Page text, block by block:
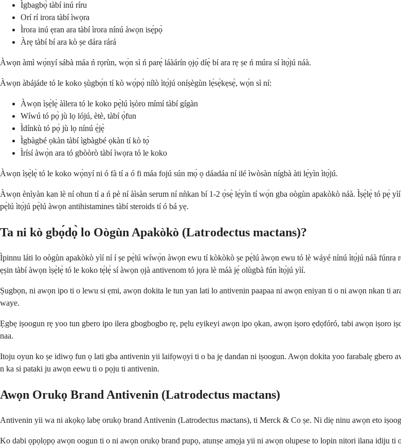
Ìgbagbọ̀ tàbí inú ríru
Orí rí irora tàbí ìwọra
Ìrora inú ẹran ara tàbí ìrora nínú àwọn isẹ́pọ̀
Àrẹ tàbí bí ara kò ṣe dára rárá
Àwọn àmì wọ̀nyí sábà máa ń rọrùn, wọ́n sì ń parẹ́ láàárín ọjọ́ díẹ̀ bí ara rẹ ṣe ń múra sí ìtọ́jú náà.
Àwọn àbájáde tó le koko ṣùgbọ́n tí kò wọ́pọ̀ nílò ìtọ́jú oníṣègùn lẹ́sẹ̀kẹsẹ̀, wọ́n sì ní:
Àwọn ìṣẹ̀lẹ̀ àìlera tó le koko pẹ̀lú ìṣòro mímí tàbí gígàn
Wíwú tó pọ̀ jù lọ lójú, ètè, tàbí ọ̀fun
Ìdínkù tó pọ̀ jù lọ nínú ẹ̀jẹ̀
Ìgbàgbé ọkàn tàbí ìgbàgbé ọkàn tí kò tọ́
Ìrísí àwọ̀n ara tó gbòòrò tàbí ìwọra tó le koko
Àwọn ìṣẹ̀lẹ̀ tó le koko wọ̀nyí ni ó fà tí a ó fi máa fojú sún mọ́ ọ dáadáa ní ilé ìwòsàn nígbà àti lẹ́yìn ìtọ́jú.
Àwọn ènìyàn kan lè ní ohun tí a ń pè ní àìsàn serum ní nǹkan bí 1-2 ọ̀sẹ̀ lẹ́yìn tí wọ́n gba oògùn apakòkò náà. Ìṣẹ̀lẹ̀ tó pẹ́
pẹ̀lú ìtọ́jú pẹ̀lú àwọn antihistamines tàbí steroids tí ó bá yẹ.
Ta ni kò gbọ́dọ̀ lo Oògùn Apakòkò (Latrodectus mactans)?
Ìpinnu láti lo oògùn apakòkò yìí ní í ṣe pẹ̀lú wíwọ̀n àwọn ewu tí kòkòkò ṣe pẹ̀lú àwọn ewu tó lè wáyé nínú ìtọ́jú náà
ẹṣin tàbí àwọn ìṣẹ̀lẹ̀ tó le koko tẹ́lẹ̀ sí àwọn ọjà antivenom tó jọra lè máà jẹ́ olùgbà fún ìtọ́jú yìí.
Ṣugbọn, ni awọn ipo ti o lewu si ẹmi, awọn dokita le tun yan lati lo antivenin paapaa ni awọn eniyan ti o ni awọn nkan ti
waye.
Ẹgbẹ iṣoogun rẹ yoo tun gbero ipo ilera gbogbogbo rẹ, pẹlu eyikeyi awọn ipo ọkan, awọn iṣoro ẹdọfóró, tabi awọn iṣoro
naa.
Itoju oyun ko ṣe idiwọ fun ọ lati gba antivenin yii laifọwọyi ti o ba jẹ dandan ni iṣoogun. Awọn dokita yoo farabalẹ gbero
n ka si pataki ju awọn eewu ti o pọju ti antivenin.
Awọn Orukọ Brand Antivenin (Latrodectus mactans)
Antivenin yii wa ni akọkọ labẹ orukọ brand Antivenin (Latrodectus mactans), ti Merck & Co ṣe. Ni diẹ ninu awọn eto
Ko dabi ọpọlọpọ awọn oogun ti o ni awọn orukọ brand pupọ, atunṣe amọja yii ni awọn olupese to lopin nitori ilana idiju ti